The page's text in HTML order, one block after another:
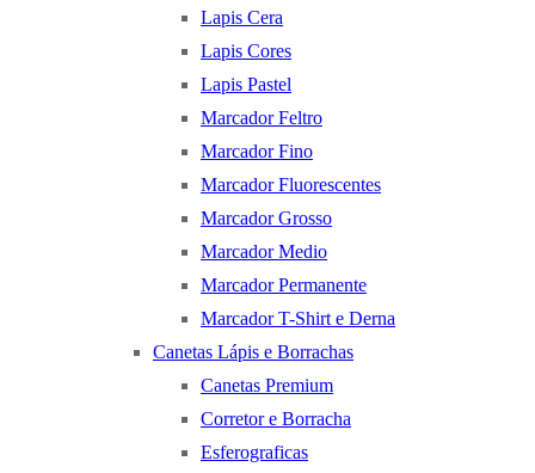
Lapis Cera
Lapis Cores
Lapis Pastel
Marcador Feltro
Marcador Fino
Marcador Fluorescentes
Marcador Grosso
Marcador Medio
Marcador Permanente
Marcador T-Shirt e Derna
Canetas Lápis e Borrachas
Canetas Premium
Corretor e Borracha
Esferograficas